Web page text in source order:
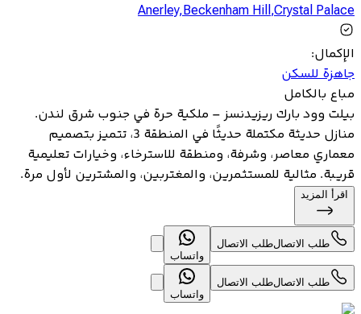
Anerley,Beckenham Hill,Crystal Palace
الإكمال:
جاهزة للسكن
مباع بالكامل
بيلت وود بارك ريزيدنسز – ملكية حرة في جنوب شرق لندن.
منازل حديثة مكتملة حديثًا في المنطقة 3، تتميز بتصميم
معماري معاصر، وشرفة، ومنطقة للاسترخاء، وخيارات تعليمية
قريبة. مثالية للمستثمرين، والمغتربين، والمشترين لأول مرة.
اقرأ المزيد
طلب الاتصالطلب الاتصال
واتساب
طلب الاتصالطلب الاتصال
واتساب